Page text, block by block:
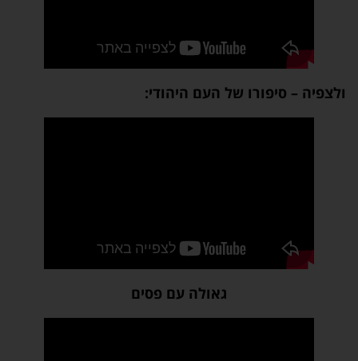
ולצפיה – סיפורו של העם היהודי:
גאולה עם פסים